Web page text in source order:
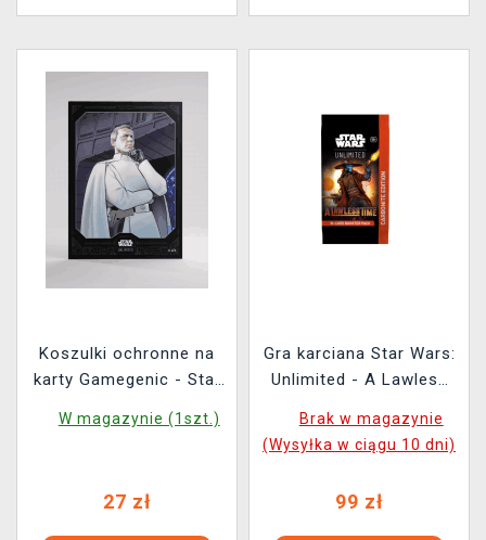
Koszulki ochronne na
karty Gamegenic - Star
Premium Art Sleeves
W magazynie (1szt.)
27 zł
Gra karciana Star Wars:
Unlimited - A Lawless
(16 kart)
Brak w magazynie
(Wysyłka w ciągu 10 dni)
99 zł